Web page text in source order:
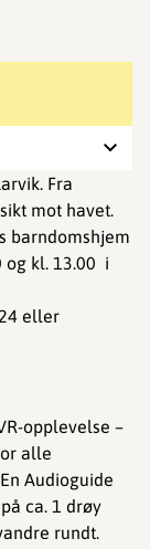
Fra
mot havet.
barndomshjem
og kl. 13.00 i
eller
opplevelse –
alle
Audioguide
ca. 1 drøy
rundt.